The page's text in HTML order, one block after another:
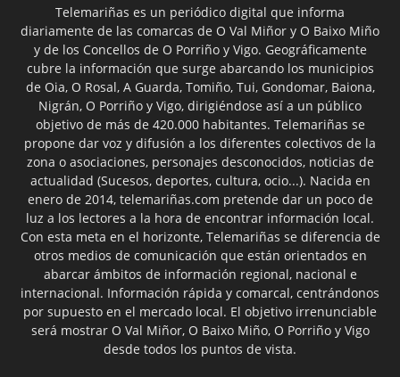
Telemariñas es un periódico digital que informa
diariamente de las comarcas de O Val Miñor y O Baixo Miño
y de los Concellos de O Porriño y Vigo. Geográficamente
cubre la información que surge abarcando los municipios
de Oia, O Rosal, A Guarda, Tomiño, Tui, Gondomar, Baiona,
Nigrán, O Porriño y Vigo, dirigiéndose así a un público
objetivo de más de 420.000 habitantes. Telemariñas se
propone dar voz y difusión a los diferentes colectivos de la
zona o asociaciones, personajes desconocidos, noticias de
actualidad (Sucesos, deportes, cultura, ocio...). Nacida en
enero de 2014, telemariñas.com pretende dar un poco de
luz a los lectores a la hora de encontrar información local.
Con esta meta en el horizonte, Telemariñas se diferencia de
otros medios de comunicación que están orientados en
abarcar ámbitos de información regional, nacional e
internacional. Información rápida y comarcal, centrándonos
por supuesto en el mercado local. El objetivo irrenunciable
será mostrar O Val Miñor, O Baixo Miño, O Porriño y Vigo
desde todos los puntos de vista.